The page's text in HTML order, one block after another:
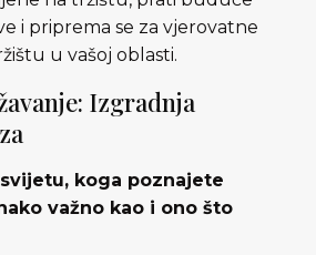
i priprema se za vjerovatne
u vašoj oblasti.
Izgradnja
koga poznajete
važno kao i ono što